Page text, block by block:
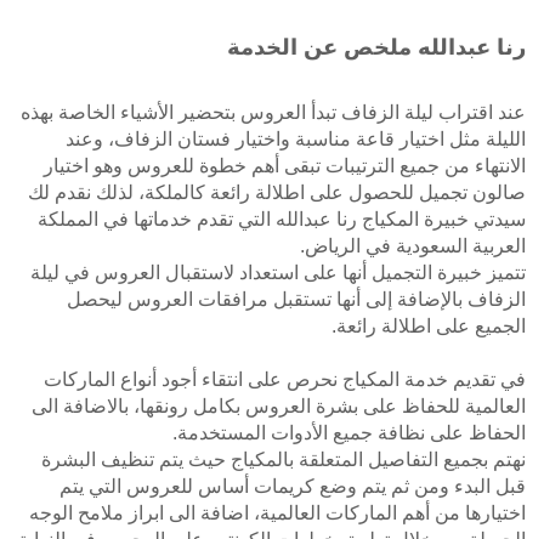
رنا عبدالله ملخص عن الخدمة
عند اقتراب ليلة الزفاف تبدأ العروس بتحضير الأشياء الخاصة بهذه
الليلة مثل اختيار قاعة مناسبة واختيار فستان الزفاف، وعند
الانتهاء من جميع الترتيبات تبقى أهم خطوة للعروس وهو اختيار
صالون تجميل للحصول على اطلالة رائعة كالملكة، لذلك نقدم لك
سيدتي خبيرة المكياج رنا عبدالله التي تقدم خدماتها في المملكة
العربية السعودية في الرياض.
تتميز خبيرة التجميل أنها على استعداد لاستقبال العروس في ليلة
الزفاف بالإضافة إلى أنها تستقبل مرافقات العروس ليحصل
الجميع على اطلالة رائعة.
في تقديم خدمة المكياج نحرص على انتقاء أجود أنواع الماركات
العالمية للحفاظ على بشرة العروس بكامل رونقها، بالاضافة الى
الحفاظ على نظافة جميع الأدوات المستخدمة.
نهتم بجميع التفاصيل المتعلقة بالمكياج حيث يتم تنظيف البشرة
قبل البدء ومن ثم يتم وضع كريمات أساس للعروس التي يتم
اختيارها من أهم الماركات العالمية، اضافة الى ابراز ملامح الوجه